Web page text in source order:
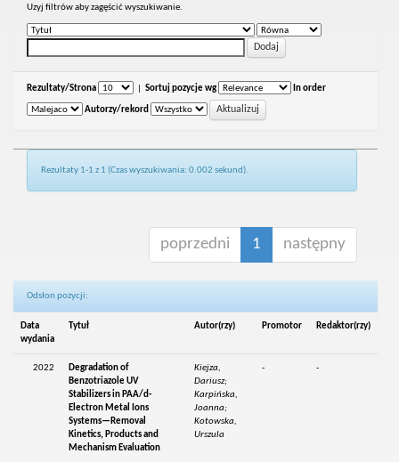
Uzyj filtrów aby zagęścić wyszukiwanie.
Rezultaty/Strona Sortuj pozycje wg In order
Autorzy/rekord
Rezultaty 1-1 z 1 (Czas wyszukiwania: 0.002 sekund).
poprzedni 1 następny
Odsłon pozycji:
Data
wydania
Tytuł Autor(rzy) Promotor Redaktor(rzy)
2022
Degradation of
Benzotriazole UV
Stabilizers in PAA/d-
Electron Metal Ions
Systems—Removal
Kinetics, Products and
Mechanism Evaluation
Kiejza,
Dariusz;
Karpińska,
Joanna;
Kotowska,
Urszula
- -